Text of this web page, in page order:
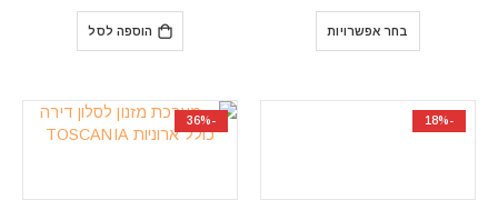
בחר אפשרויות
היה:
₪9,534.
הוספה לסל
-18%
-36%